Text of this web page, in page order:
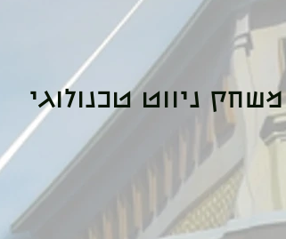
משחק ניווט טכנולוגי